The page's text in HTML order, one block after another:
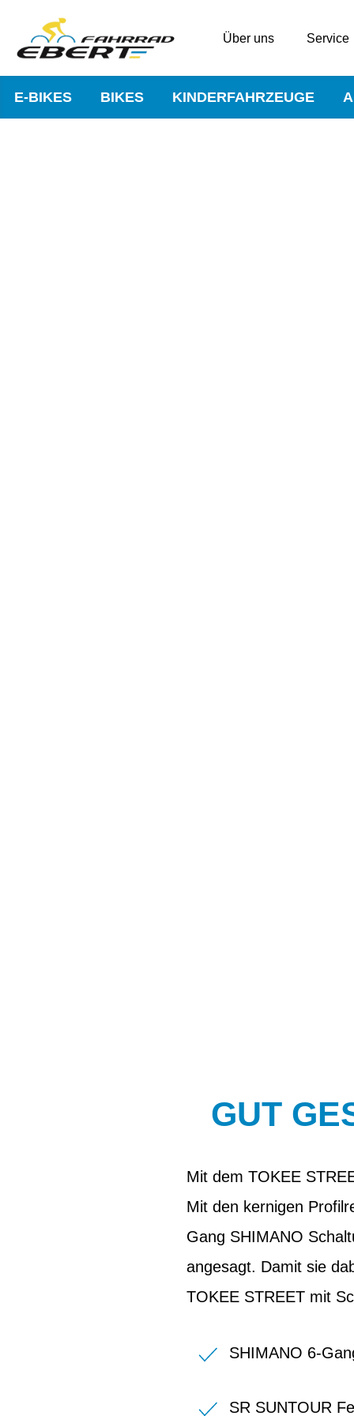
Über uns Service
E-BIKES BIKES KINDERFAHRZEUGE
GUT
Mit dem TOKEE
Mit den kernigen
Gang SHIMANO
angesagt. Damit sie
TOKEE STREET mit
SHIMANO 6-
SR SUNTOUR